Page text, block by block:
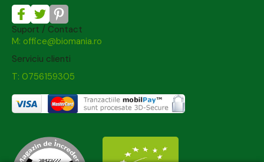
Suport / Contact
M: office@biomania.ro
Serviciu clienti
T: 0756159305